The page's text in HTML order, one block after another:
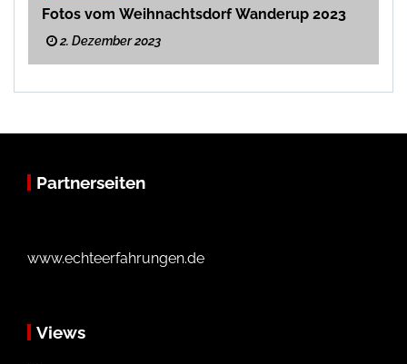
Fotos vom Weihnachtsdorf Wanderup 2023
2. Dezember 2023
Partnerseiten
www.echteerfahrungen.de
Views